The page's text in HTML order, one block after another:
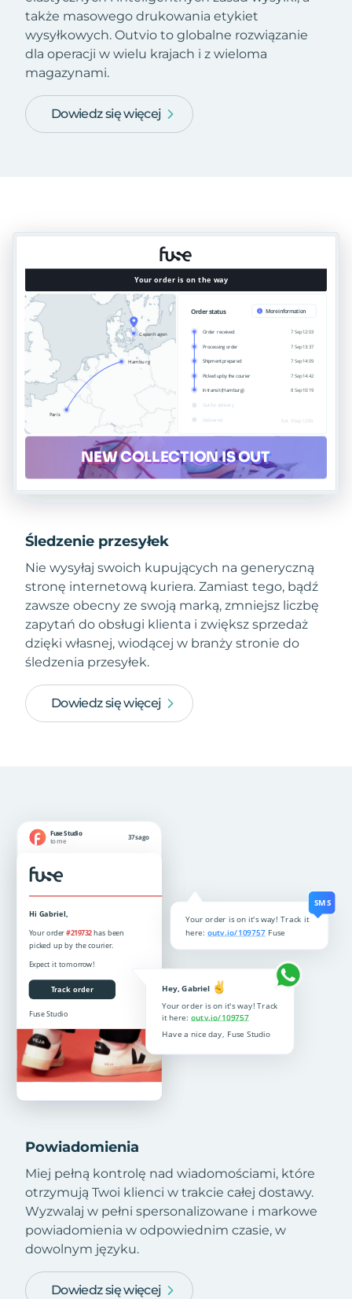
także masowego drukowania etykiet
wysyłkowych. Outvio to globalne rozwiązanie
dla operacji w wielu krajach i z wieloma
magazynami.
Dowiedz się więcej
Śledzenie przesyłek
Nie wysyłaj swoich kupujących na generyczną
stronę internetową kuriera. Zamiast tego, bądź
zawsze obecny ze swoją marką, zmniejsz liczbę
zapytań do obsługi klienta i zwiększ sprzedaż
dzięki własnej, wiodącej w branży stronie do
śledzenia przesyłek.
Dowiedz się więcej
Powiadomienia
Miej pełną kontrolę nad wiadomościami, które
otrzymują Twoi klienci w trakcie całej dostawy.
Wyzwalaj w pełni spersonalizowane i markowe
powiadomienia w odpowiednim czasie, w
dowolnym języku.
Dowiedz się więcej